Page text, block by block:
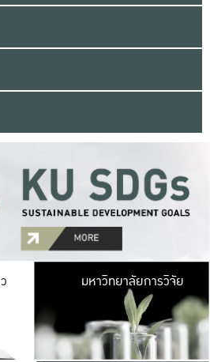
มหาวิ
มีพื้นที่เขียวสดใส
เป็นป่าในเมือง เกษต
มหาวิทยาลัยการวิจัย